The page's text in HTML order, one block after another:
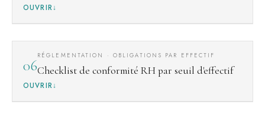
OUVRIR
06
RÉGLEMENTATION · OBLIGATIONS PAR EFFECTIF
Checklist de conformité RH par seuil d'effectif
OUVRIR